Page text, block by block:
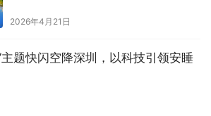
2026年4月21日
题快闪空降深圳，以科技引领安睡